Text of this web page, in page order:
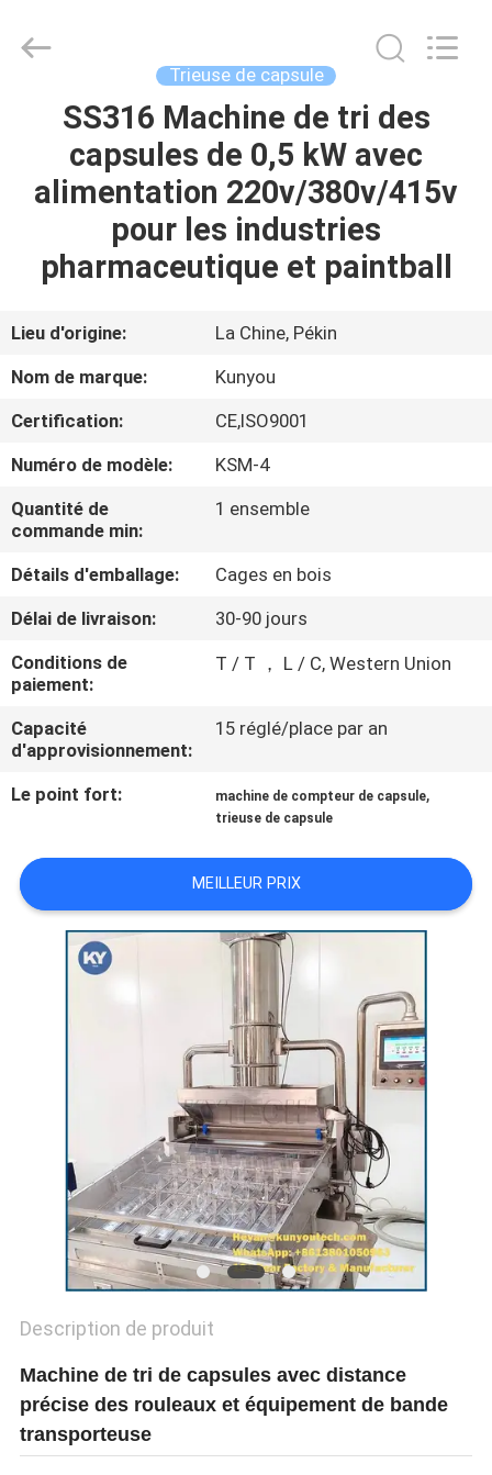
MAISON
PRODUITS
VIDÉOS
PROPOS
DE
NOUS
VISITE
DE
L'USINE
CONTRÔLE
DE
LA
NOUVELLES
DEMANDEZ
PRIVACY
POLICY
Pharmatech
Trieuse de capsule
SS316 Machine de tri des
capsules de 0,5 kW avec
alimentation 220v/380v/415v
pour les industries
pharmaceutique et paintball
Lieu d'origine:
La Chine, Pékin
Nom de marque:
Kunyou
Certification:
CE,ISO9001
Numéro de modèle:
KSM-4
Quantité de
commande min:
1 ensemble
Détails d'emballage:
Cages en bois
Délai de livraison:
30-90 jours
Conditions de
paiement:
T / T ， L / C, Western Union
Capacité
d'approvisionnement:
15 réglé/place par an
Le point fort: machine de compteur de capsule,
trieuse de capsule
MEILLEUR PRIX
Description de produit
Machine de tri de capsules avec distance
précise des rouleaux et équipement de bande
transporteuse